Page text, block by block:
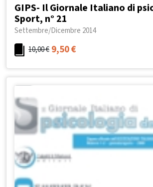
GIPS- Il Giornale Italiano di
Sport, n° 21
Settembre/Dicembre 2014
10,00€ 9,50€